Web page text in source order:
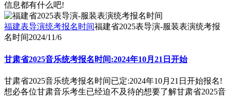
信息都有什么吧!
福建表导演统考报名时间福建省2025表导演-服装表演统考报
名时间2024/11/6
甘肃省2025音乐统考报名时间:2024年10月21日开始
甘肃省2025音乐统考报名时间已定:2024年10月21日开始报名!
想必各位甘肃音乐考生已经迫不及待的想要了解甘肃省2025音